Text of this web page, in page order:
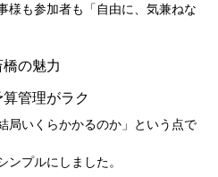
様も参加者も「自由に、気兼ねな
の魅力
管理がラク
局いくらかかるのか」という点で
プルにしました。